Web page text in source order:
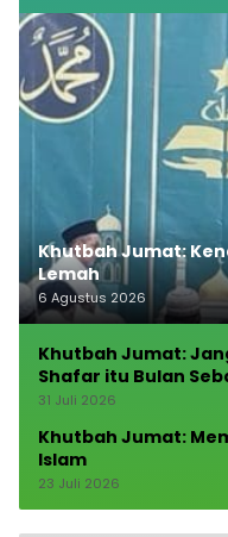
Khutbah Jumat:
Lemah
6 Agustus 2026
Khutbah Jumat:
Shafar itu Bulan
31 Juli 2026
Khutbah Jumat:
Islam
23 Juli 2026